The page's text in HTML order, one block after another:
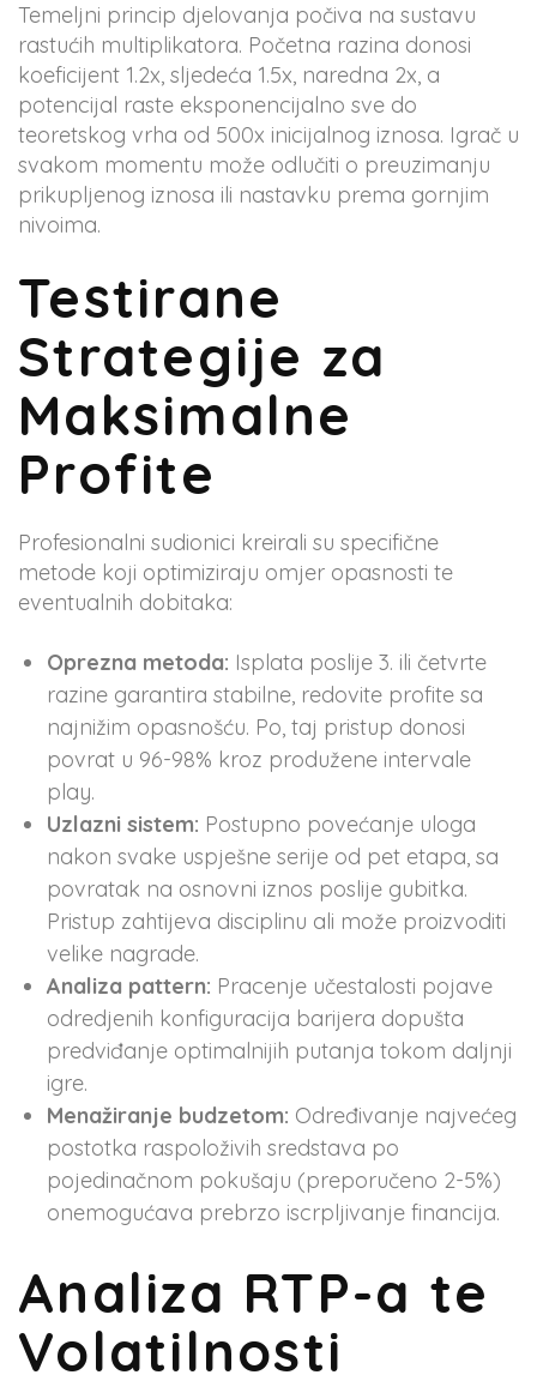
Temeljni princip djelovanja počiva na sustavu
rastućih multiplikatora. Početna razina donosi
koeficijent 1.2x, sljedeća 1.5x, naredna 2x, a
potencijal raste eksponencijalno sve do
teoretskog vrha od 500x inicijalnog iznosa. Igrač u
svakom momentu može odlučiti o preuzimanju
prikupljenog iznosa ili nastavku prema gornjim
nivoima.
Testirane
Strategije za
Maksimalne
Profite
Profesionalni sudionici kreirali su specifične
metode koji optimiziraju omjer opasnosti te
eventualnih dobitaka:
Oprezna metoda: Isplata poslije 3. ili četvrte
razine garantira stabilne, redovite profite sa
najnižim opasnošću. Po, taj pristup donosi
povrat u 96-98% kroz produžene intervale
play.
Uzlazni sistem: Postupno povećanje uloga
nakon svake uspješne serije od pet etapa, sa
povratak na osnovni iznos poslije gubitka.
Pristup zahtijeva disciplinu ali može proizvoditi
velike nagrade.
Analiza pattern: Pracenje učestalosti pojave
odredjenih konfiguracija barijera dopušta
predviđanje optimalnijih putanja tokom daljnji
igre.
Menažiranje budzetom: Određivanje najvećeg
postotka raspoloživih sredstava po
pojedinačnom pokušaju (preporučeno 2-5%)
onemogućava prebrzo iscrpljivanje financija.
Analiza RTP-a te
Volatilnosti